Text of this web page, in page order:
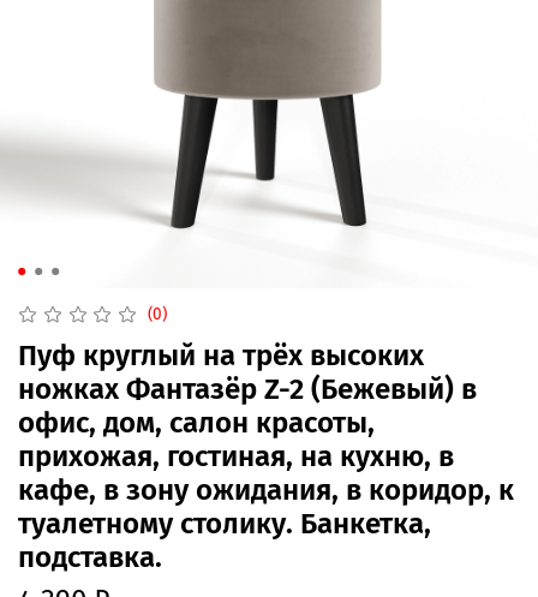
(0)
Пуф круглый на трёх высоких
ножках Фантазёр Z-2 (Бежевый) в
офис, дом, салон красоты,
прихожая, гостиная, на кухню, в
кафе, в зону ожидания, в коридор, к
туалетному столику. Банкетка,
подставка.